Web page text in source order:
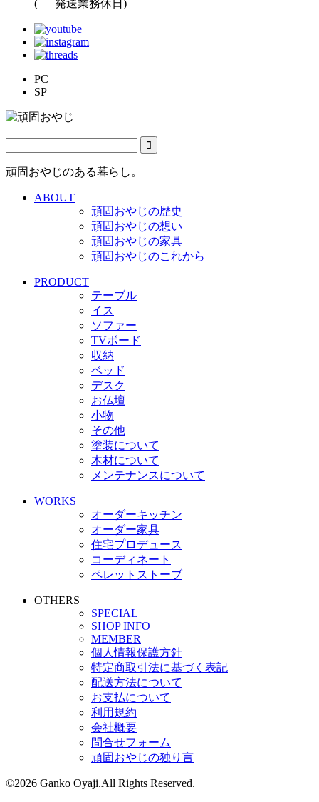
(
発送業務休日)
PC
SP
頑固おやじのある暮らし。
ABOUT
頑固おやじの歴史
頑固おやじの想い
頑固おやじの家具
頑固おやじのこれから
PRODUCT
テーブル
イス
ソファー
TVボード
収納
ベッド
デスク
お仏壇
小物
その他
塗装について
木材について
メンテナンスについて
WORKS
オーダーキッチン
オーダー家具
住宅プロデュース
コーディネート
ペレットストーブ
OTHERS
SPECIAL
SHOP INFO
MEMBER
個人情報保護方針
特定商取引法に基づく表記
配送方法について
お支払について
利用規約
会社概要
問合せフォーム
頑固おやじの独り言
©2026 Ganko Oyaji.All Rights Reserved.